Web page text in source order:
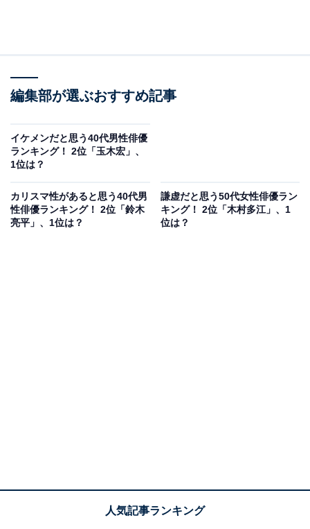
続テレビ小説『こころ』で一気に知名度を上げました。
その後、ドラマ『のだめカンタービレ』（フジテレビ
国志外伝』で海外作品に初参加するなど、さまざまな作
品で活躍しています。
回答者からは「爽やかで清潔感があるイケメンだと思い
ます」（30代男性／千葉県）、「整った顔立ちで、分か
編集部が選ぶおすすめ記事
イケメンだと思う40代男性俳優
ランキング！ 2位「玉木宏」、
1位は？
カリスマ性があると思う40代男
性俳優ランキング！ 2位「鈴木
亮平」、1位は？
謙虚だと思う50代女性俳優ラン
キング！ 2位「木村多江」、1
位は？